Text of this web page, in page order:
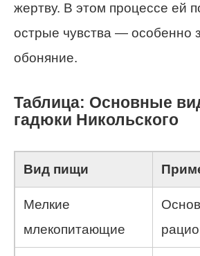
жертву. В этом процессе ей
острые чувства — особенно
обоняние.
Таблица: Основные
гадюки Никольского
Вид пищи
Мелкие
млекопитающие